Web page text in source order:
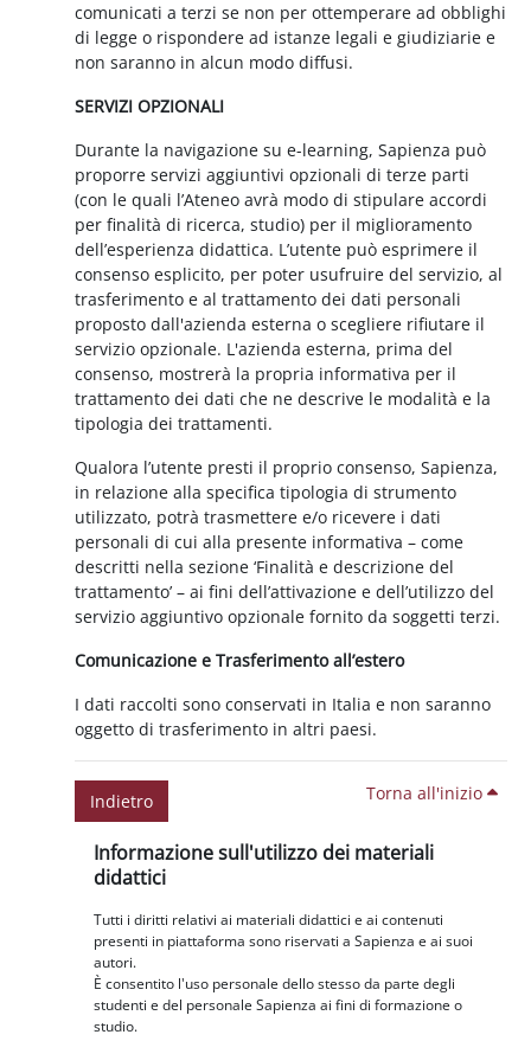
comunicati a terzi se non per ottemperare ad obblighi
di legge o rispondere ad istanze legali e giudiziarie e
non saranno in alcun modo diffusi.
SERVIZI OPZIONALI
Durante la navigazione su e-learning, Sapienza può
proporre servizi aggiuntivi opzionali di terze parti
(con le quali l’Ateneo avrà modo di stipulare accordi
per finalità di ricerca, studio) per il miglioramento
dell’esperienza didattica. L’utente può esprimere il
consenso esplicito, per poter usufruire del servizio, al
trasferimento e al trattamento dei dati personali
proposto dall'azienda esterna o scegliere rifiutare il
servizio opzionale. L'azienda esterna, prima del
consenso, mostrerà la propria informativa per il
trattamento dei dati che ne descrive le modalità e la
tipologia dei trattamenti.
Qualora l’utente presti il proprio consenso, Sapienza,
in relazione alla specifica tipologia di strumento
utilizzato, potrà trasmettere e/o ricevere i dati
personali di cui alla presente informativa – come
descritti nella sezione ‘Finalità e descrizione del
trattamento’ – ai fini dell’attivazione e dell’utilizzo del
servizio aggiuntivo opzionale fornito da soggetti terzi.
Comunicazione e Trasferimento all’estero
I dati raccolti sono conservati in Italia e non saranno
oggetto di trasferimento in altri paesi.
Indietro Torna all'inizio
Blocchi
Informazione sull'utilizzo dei materiali
didattici
Tutti i diritti relativi ai materiali didattici e ai contenuti
presenti in piattaforma sono riservati a Sapienza e ai suoi
autori.
È consentito l'uso personale dello stesso da parte degli
studenti e del personale Sapienza ai fini di formazione o
studio.